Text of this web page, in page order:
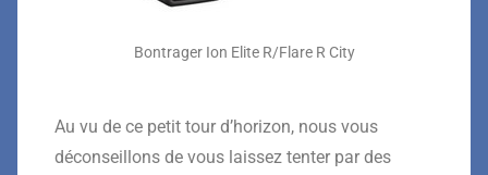
Bontrager Ion Elite R/Flare R City
Au vu de ce petit tour d’horizon, nous vous
déconseillons de vous laissez tenter par des